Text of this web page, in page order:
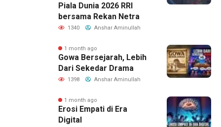
Piala Dunia 2026 RRI
bersama Rekan Netra
1340 Anshar Aminullah
1 month ago
Gowa Bersejarah, Lebih
Dari Sekedar Drama
1398 Anshar Aminullah
1 month ago
Erosi Empati di Era
Digital